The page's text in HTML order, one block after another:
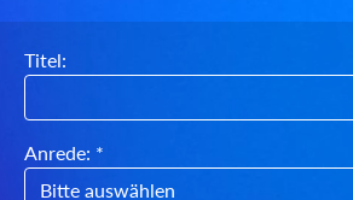
Titel:
Anrede: *